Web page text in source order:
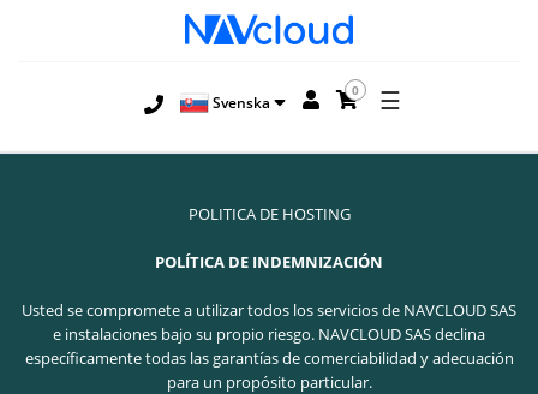
Svenska
0 ☰
POLITICA DE HOSTING
POLÍTICA DE INDEMNIZACIÓN
Usted se compromete a utilizar todos los servicios de NAVCLOUD SAS
e instalaciones bajo su propio riesgo. NAVCLOUD SAS declina
específicamente todas las garantías de comerciabilidad y adecuación
para un propósito particular.